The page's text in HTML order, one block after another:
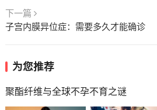
下一篇
子宫内膜异位症：需要多久才能确诊
为您推荐
聚酯纤维与全球不孕不育之谜